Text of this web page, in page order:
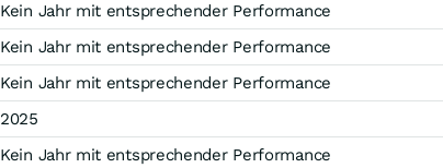
Kein Jahr mit entsprechender Performance
Kein Jahr mit entsprechender Performance
Kein Jahr mit entsprechender Performance
2025
Kein Jahr mit entsprechender Performance